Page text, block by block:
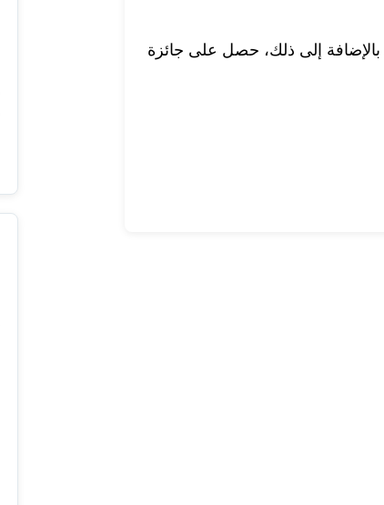
مبابي ، سجل في المجمل 42 هدفا في 44 مباراة. بالإضافة إلى ذلك، حصل على جائزة